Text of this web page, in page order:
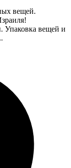
вещей.
Упаковка вещей и